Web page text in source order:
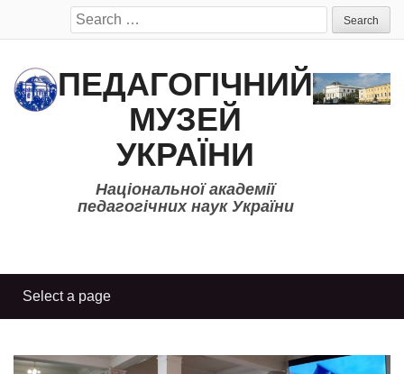
Search
for:
ПЕДАГОГІЧНИЙ
МУЗЕЙ
УКРАЇНИ
Національної академії
педагогічних наук України